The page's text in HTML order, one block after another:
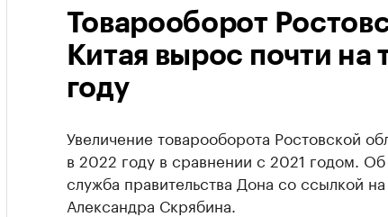
Товарооборот
Китая вырос почти на
году
Увеличение товарооборота Ростовской
в 2022 году в сравнении с 2021 годом.
служба правительства Дона со ссылкой
Александра Скрябина.